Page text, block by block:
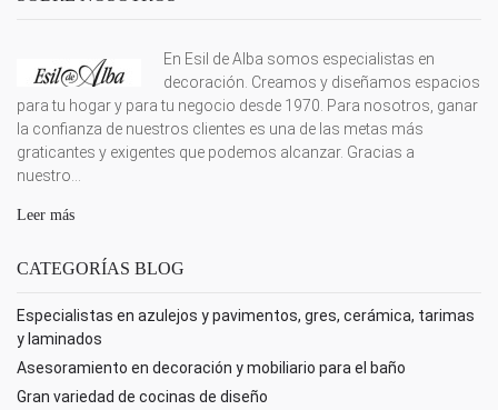
En Esil de Alba somos especialistas en
decoración. Creamos y diseñamos espacios
para tu hogar y para tu negocio desde 1970. Para nosotros, ganar
la confianza de nuestros clientes es una de las metas más
graticantes y exigentes que podemos alcanzar. Gracias a
nuestro...
Leer más
CATEGORÍAS BLOG
Especialistas en azulejos y pavimentos, gres, cerámica, tarimas
y laminados
Asesoramiento en decoración y mobiliario para el baño
Gran variedad de cocinas de diseño